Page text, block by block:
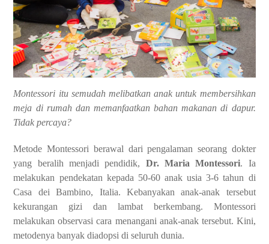
Montessori itu semudah melibatkan anak untuk membersihkan
meja di rumah dan memanfaatkan bahan makanan di dapur.
Tidak percaya?
Metode Montessori berawal dari pengalaman seorang dokter
yang beralih menjadi pendidik, Dr. Maria Montessori. Ia
melakukan pendekatan kepada 50-60 anak usia 3-6 tahun di
Casa dei Bambino, Italia. Kebanyakan anak-anak tersebut
kekurangan gizi dan lambat berkembang. Montessori
melakukan observasi cara menangani anak-anak tersebut. Kini,
metodenya banyak diadopsi di seluruh dunia.